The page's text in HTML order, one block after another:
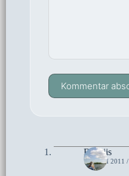
Kommentar
Briseiis
10. JUNI 2011